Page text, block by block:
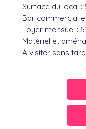
Surface du local :
Bail commercial
Loyer mensuel :
Matériel et
À visiter sans